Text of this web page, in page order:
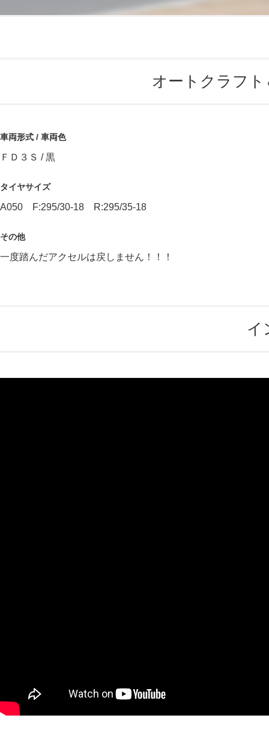
オートクラフ
車両形式 / 車両色
ＦＤ３Ｓ / 黒
タイヤサイズ
A050 F:295/30-18 R:295/35-18
その他
一度踏んだアクセルは戻しません！！！
イ